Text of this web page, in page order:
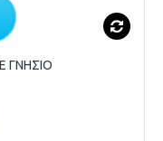
ΓΝΗΣΙΟ